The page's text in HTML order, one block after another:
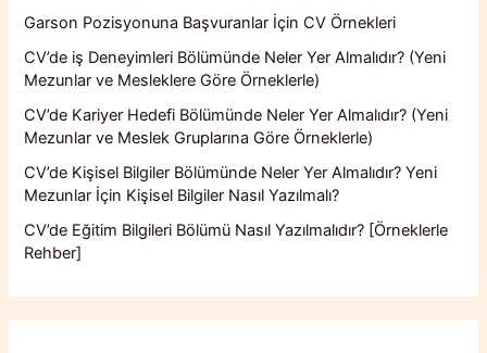
Garson Pozisyonuna Başvuranlar İçin CV Örnekleri
CV’de iş Deneyimleri Bölümünde Neler Yer Almalıdır? (Yeni
Mezunlar ve Mesleklere Göre Örneklerle)
CV’de Kariyer Hedefi Bölümünde Neler Yer Almalıdır? (Yeni
Mezunlar ve Meslek Gruplarına Göre Örneklerle)
CV’de Kişisel Bilgiler Bölümünde Neler Yer Almalıdır? Yeni
Mezunlar İçin Kişisel Bilgiler Nasıl Yazılmalı?
CV’de Eğitim Bilgileri Bölümü Nasıl Yazılmalıdır? [Örneklerle
Rehber]